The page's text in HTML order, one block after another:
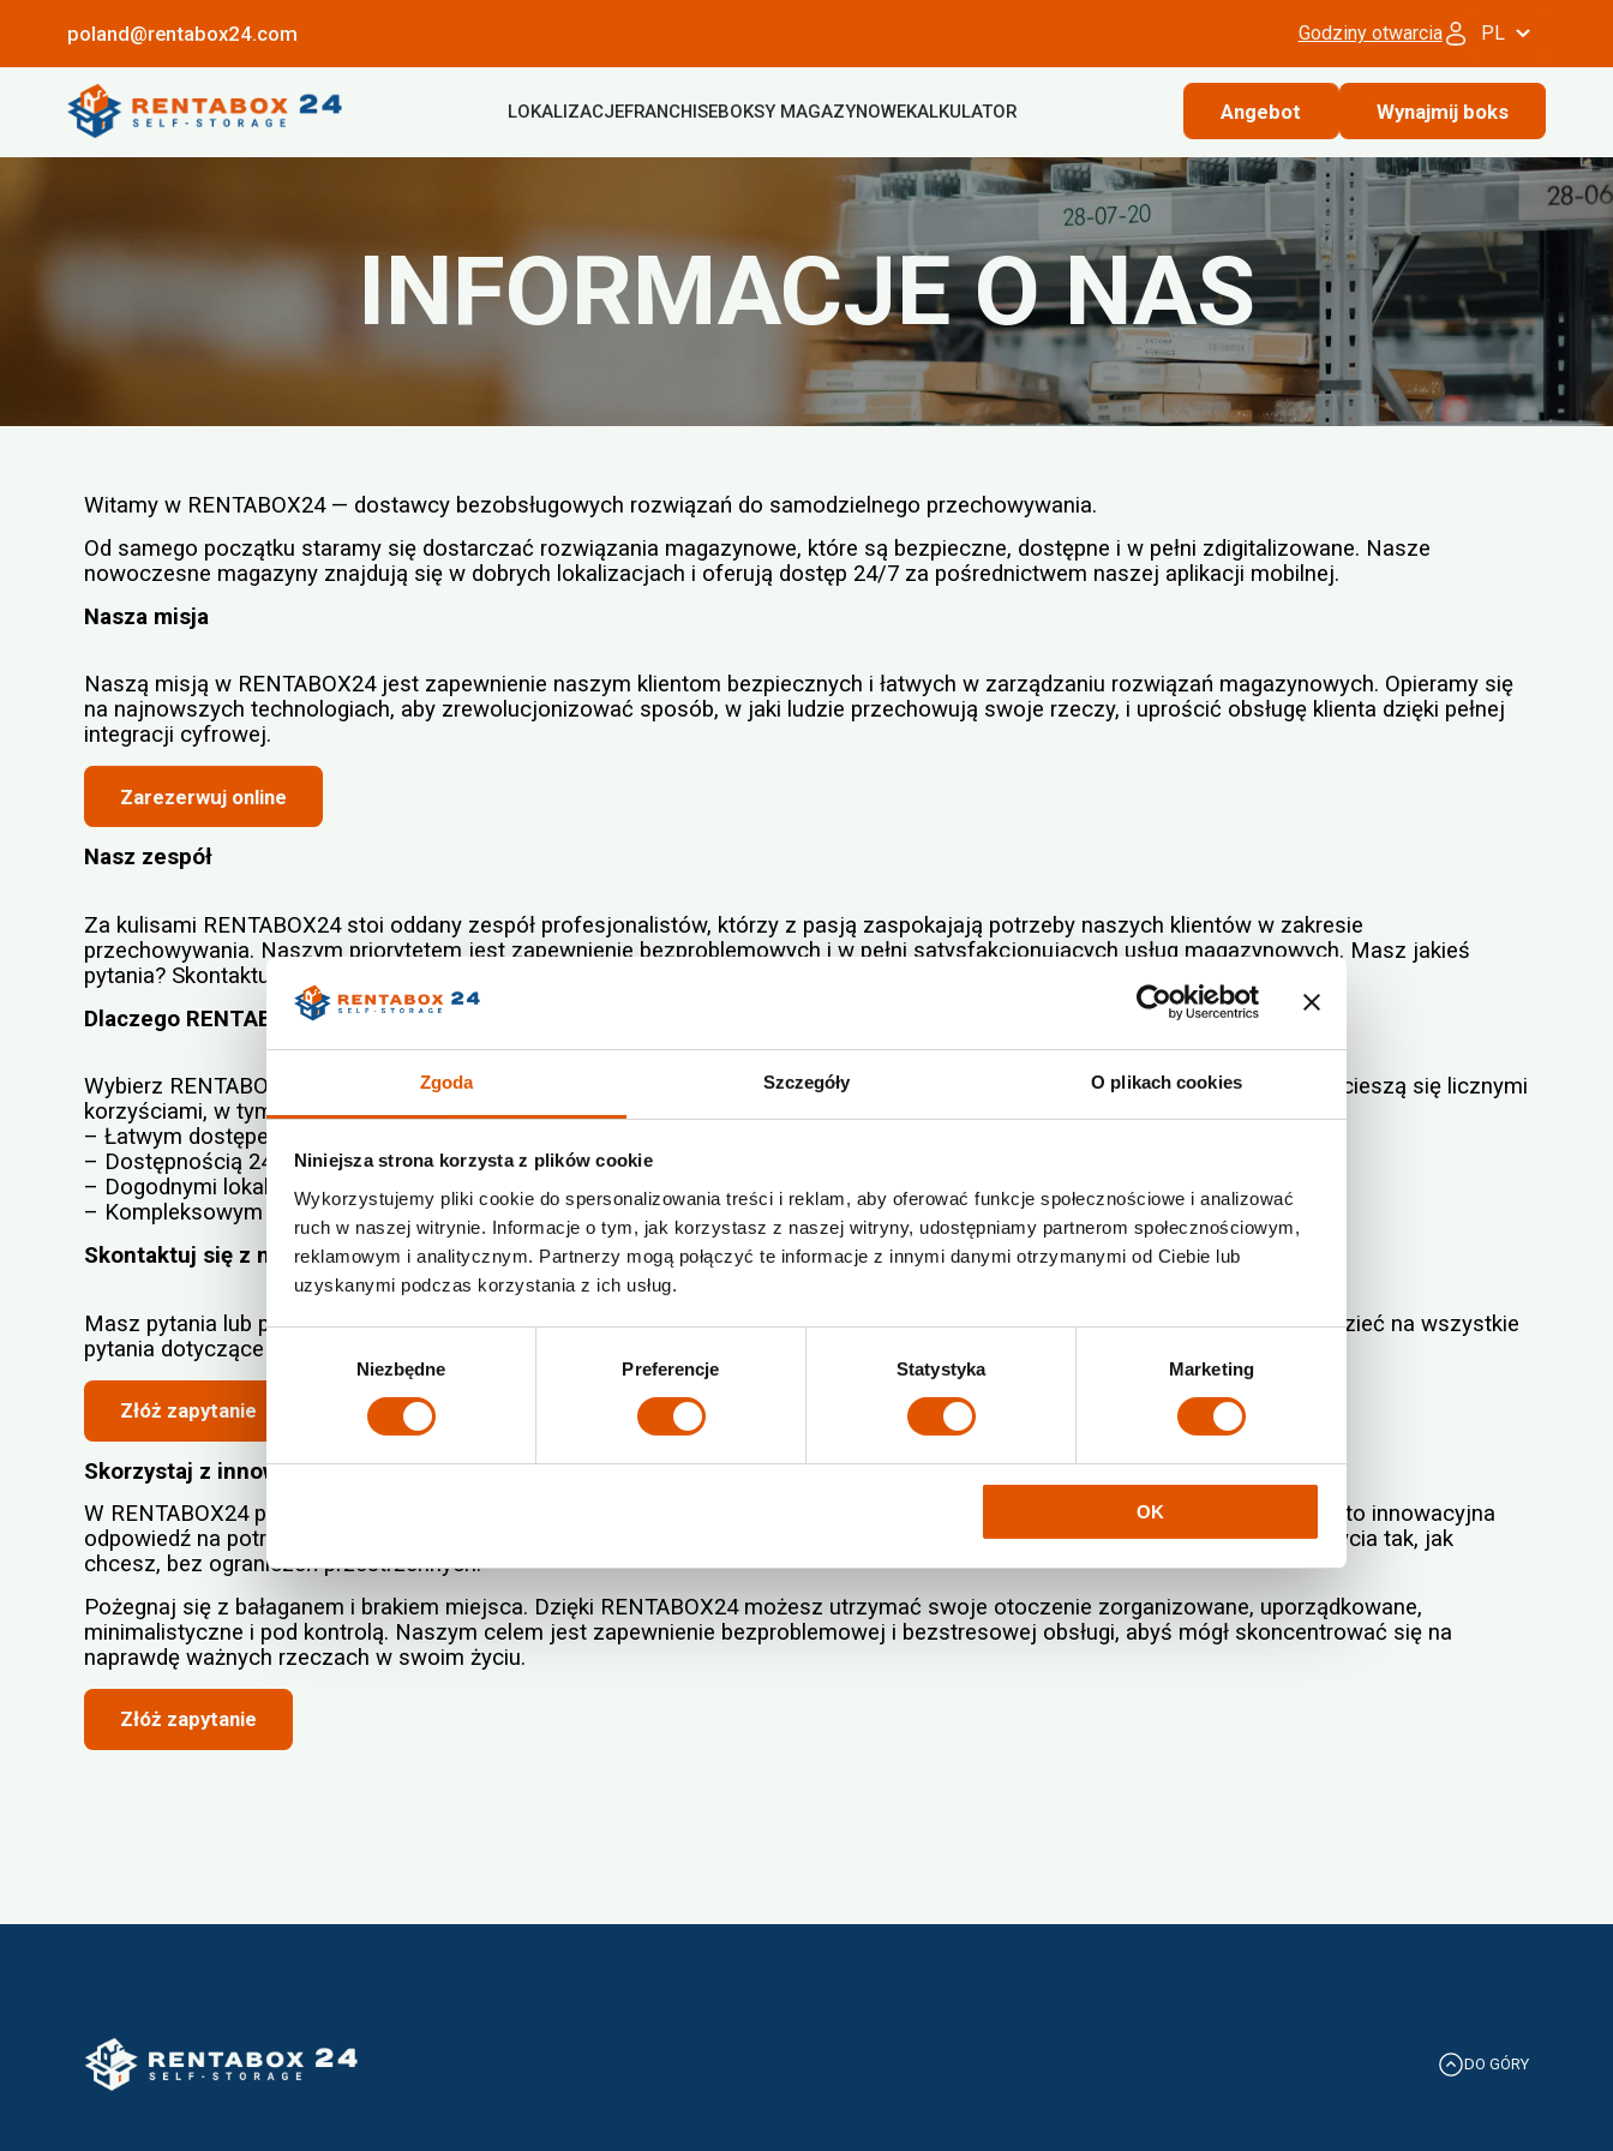
Zgoda Szczegóły O plikach cookies
Niniejsza strona korzysta z plików cookie
Wykorzystujemy pliki cookie do spersonalizowania treści i reklam, aby oferować funkcje społecznościowe i analizować
ruch w naszej witrynie. Informacje o tym, jak korzystasz z naszej witryny, udostępniamy partnerom społecznościowym,
reklamowym i analitycznym. Partnerzy mogą połączyć te informacje z innymi danymi otrzymanymi od Ciebie lub
uzyskanymi podczas korzystania z ich usług.
Niezbędne Preferencje Statystyka Marketing
OK
poland@rentabox24.com Godziny otwarcia PL
LOKALIZACJEFRANCHISEBOKSY MAGAZYNOWEKALKULATOR Angebot Wynajmij boks
INFORMACJE O NAS
Witamy w RENTABOX24 — dostawcy bezobsługowych rozwiązań do samodzielnego przechowywania.
Od samego początku staramy się dostarczać rozwiązania magazynowe, które są bezpieczne, dostępne i w pełni zdigitalizowane. Nasze
nowoczesne magazyny znajdują się w dobrych lokalizacjach i oferują dostęp 24/7 za pośrednictwem naszej aplikacji mobilnej.
Nasza misja
Naszą misją w RENTABOX24 jest zapewnienie naszym klientom bezpiecznych i łatwych w zarządzaniu rozwiązań magazynowych. Opieramy się
na najnowszych technologiach, aby zrewolucjonizować sposób, w jaki ludzie przechowują swoje rzeczy, i uprościć obsługę klienta dzięki pełnej
integracji cyfrowej.
Zarezerwuj online
Nasz zespół
Za kulisami RENTABOX24 stoi oddany zespół profesjonalistów, którzy z pasją zaspokajają potrzeby naszych klientów w zakresie
przechowywania. Naszym priorytetem jest zapewnienie bezproblemowych i w pełni satysfakcjonujących usług magazynowych. Masz jakieś
pytania? Skontaktuj się z działem obsługi klienta dostępnym telefonicznie i zawsze gotowym do pomocy.
Dlaczego RENTABOX24?
Wybierz RENTABOX24, jeśli szukasz nowoczesnego, bezpiecznego i wygodnego rozwiązania do przechowywania. Nasi klienci cieszą się licznymi
korzyściami, w tym:
– Łatwym dostępem za pośrednictwem naszej aplikacji mobilnej,
– Dostępnością 24/7,
– Dogodnymi lokalizacjami,
– Kompleksowym systemem bezpieczeństwa.
Skontaktuj się z nami
Masz pytania lub potrzebujesz pomocy w rezerwacji magazynu? Nasz zespół obsługi klienta jest pod telefonem, aby odpowiedzieć na wszystkie
pytania dotyczące magazynowania. Czekamy na Twój telefon.
Złóż zapytanie
Skorzystaj z innowacyjnego sposobu przechowywania
W RENTABOX24 podążamy za trendami. Nasze rozwiązania do samodzielnego przechowywania to nie tylko kwestia wygody — to innowacyjna
odpowiedź na potrzeby współczesnego świata. Oferowane przez nas opcje przechowywania dają ci swobodę organizowania życia tak, jak
chcesz, bez ograniczeń przestrzennych.
Pożegnaj się z bałaganem i brakiem miejsca. Dzięki RENTABOX24 możesz utrzymać swoje otoczenie zorganizowane, uporządkowane,
minimalistyczne i pod kontrolą. Naszym celem jest zapewnienie bezproblemowej i bezstresowej obsługi, abyś mógł skoncentrować się na
naprawdę ważnych rzeczach w swoim życiu.
Złóż zapytanie
DO GÓRY